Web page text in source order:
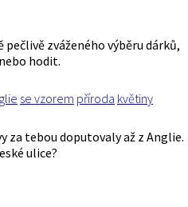
zváženého výběru dárků,
hodit.
se vzorem příroda květiny
za tebou doputovaly až z Anglie.
ulice?